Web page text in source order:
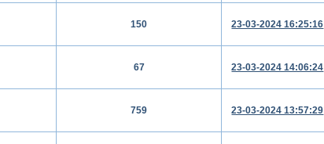
150 23-03-2024 16:25:16
67 23-03-2024 14:06:24
759 23-03-2024 13:57:29